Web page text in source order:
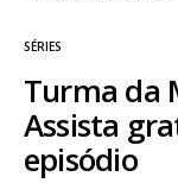
SÉRIES
Turma da
Assista
episódio